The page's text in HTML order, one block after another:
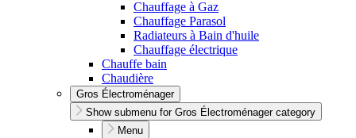
Chauffage à Gaz
Chauffage Parasol
Radiateurs à Bain d'huile
Chauffage électrique
Chauffe bain
Chaudière
Gros Électroménager
Show submenu for Gros Électroménager category
Menu